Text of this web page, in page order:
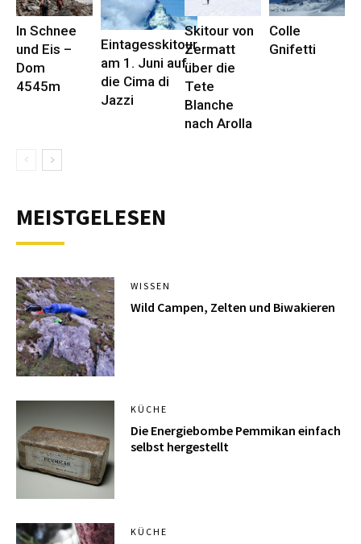
In Schnee
und Eis –
Dom
4545m
Eintagesskitour
am 1. Juni auf
die Cima di
Jazzi
Skitour von
Zermatt
über die
Tete
Blanche
nach Arolla
Colle
Gnifetti
MEISTGELESEN
WISSEN
Wild Campen, Zelten und Biwakieren
KÜCHE
Die Energiebombe Pemmikan einfach
selbst hergestellt
KÜCHE